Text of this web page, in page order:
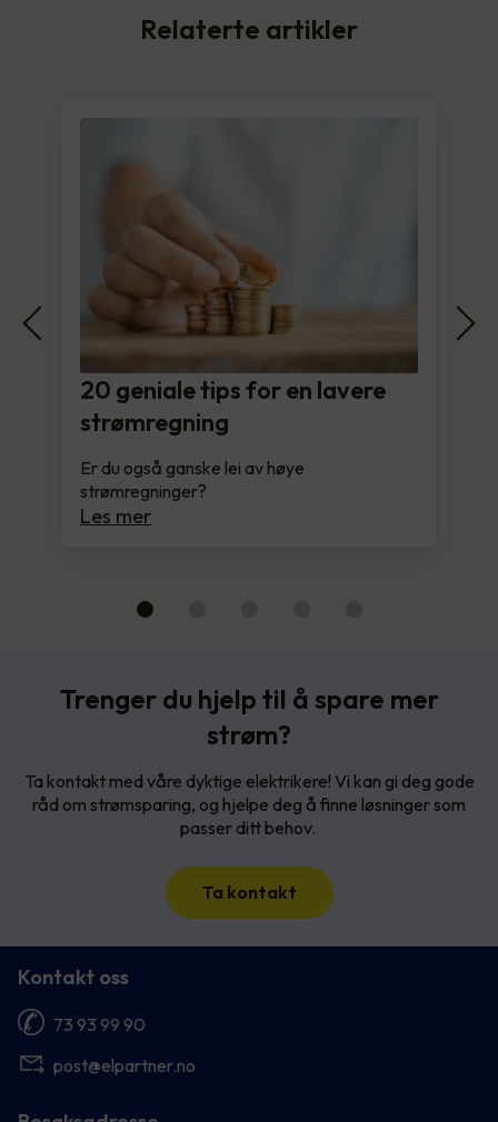
Relaterte artikler
20 geniale tips for en lavere
strømregning
Er du også ganske lei av høye
strømregninger?
Les mer
Trenger du hjelp til å spare mer
strøm?
Ta kontakt med våre dyktige elektrikere! Vi kan gi deg gode
råd om strømsparing, og hjelpe deg å finne løsninger som
passer ditt behov.
Ta kontakt
Kontakt oss
73 93 99 90
post@elpartner.no